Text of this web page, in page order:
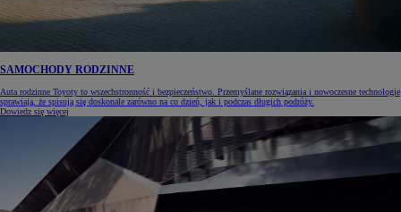
SAMOCHODY RODZINNE
Auta rodzinne Toyoty to wszechstronność i bezpieczeństwo. Przemyślane rozwiązania i nowoczesne technologie
sprawiają, że spisują się doskonale zarówno na co dzień, jak i podczas długich podróży.
Dowiedz się więcej